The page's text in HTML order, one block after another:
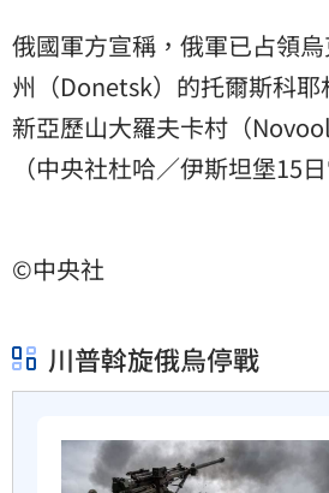
俄國軍方宣稱，俄軍已占領
州（Donetsk）的托爾斯科
新亞歷山大羅夫卡村（
（中央社杜哈／伊斯坦堡15日
©中央社
川普斡旋俄烏停戰